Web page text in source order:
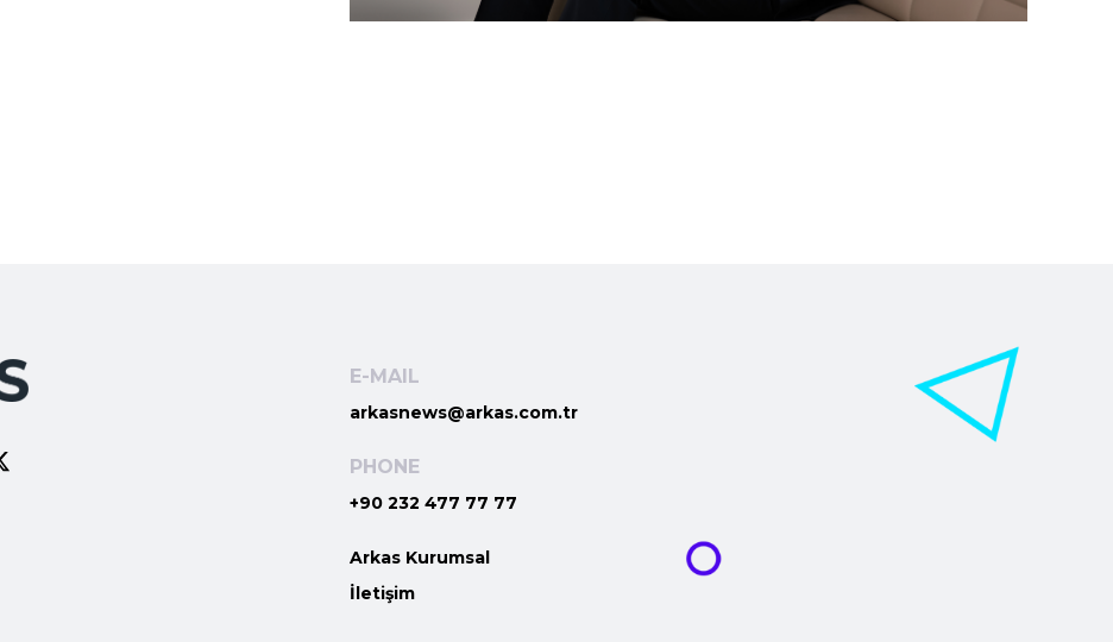
E-MAIL
arkasnews@arkas.com.tr
PHONE
+90 232 477 77 77
Arkas Kurumsal
İletişim